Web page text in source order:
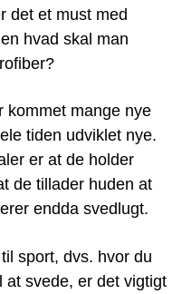
det et must med
hvad skal man
kommet mange nye
tiden udviklet nye.
er at de holder
de tillader huden at
endda svedlugt.
sport, dvs. hvor du
at svede, er det vigtigt